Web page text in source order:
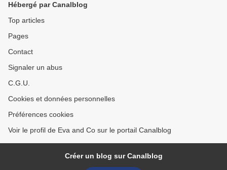
Hébergé par Canalblog
Top articles
Pages
Contact
Signaler un abus
C.G.U.
Cookies et données personnelles
Préférences cookies
Voir le profil de Eva and Co sur le portail Canalblog
Créer un blog sur Canalblog